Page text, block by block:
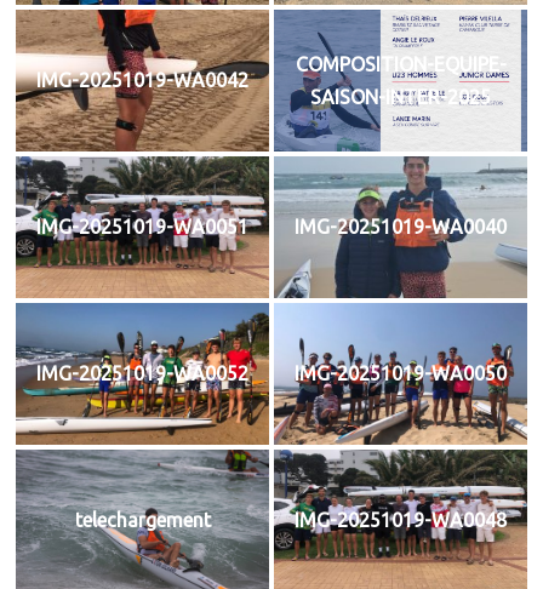
IMG-20251019-WA0042
COMPOSITION-EQUIPE-
SAISON-INTER-2025
IMG-20251019-WA0051 IMG-20251019-WA0040
IMG-20251019-WA0052 IMG-20251019-WA0050
telechargement IMG-20251019-WA0048